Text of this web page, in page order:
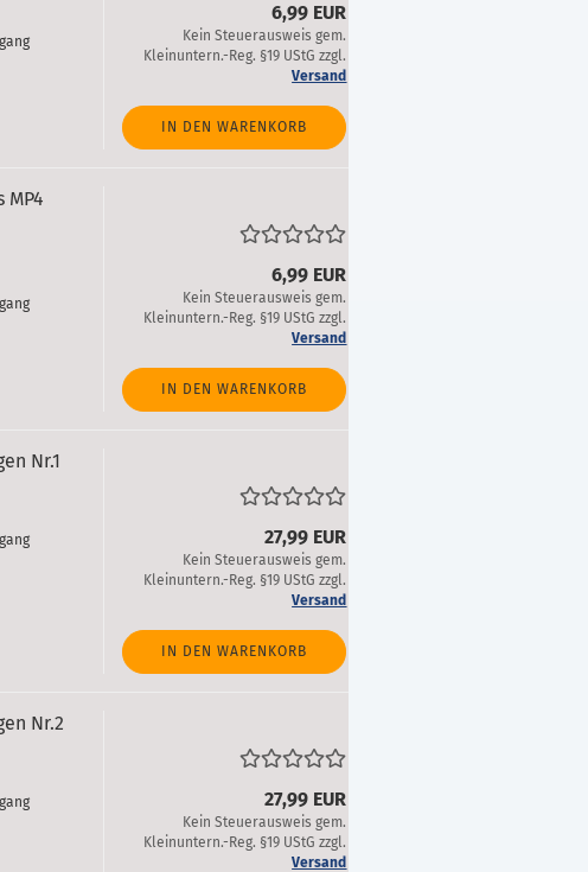
6,99 EUR
Kein Steuerausweis gem.
Kleinuntern.-Reg. §19 UStG zzgl.
Versand
IN DEN WARENKORB
6,99 EUR
Kein Steuerausweis gem.
Kleinuntern.-Reg. §19 UStG zzgl.
Versand
IN DEN WARENKORB
Nr.1
27,99 EUR
Kein Steuerausweis gem.
Kleinuntern.-Reg. §19 UStG zzgl.
Versand
IN DEN WARENKORB
Nr.2
27,99 EUR
Kein Steuerausweis gem.
Kleinuntern.-Reg. §19 UStG zzgl.
Versand